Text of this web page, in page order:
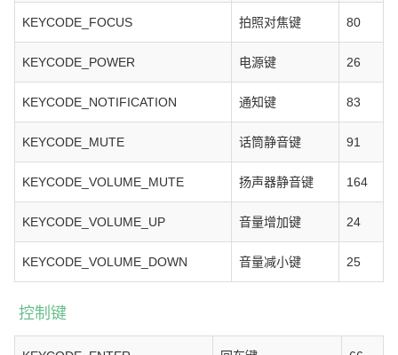
KEYCODE_FOCUS 拍照对焦键 80
KEYCODE_POWER 电源键 26
KEYCODE_NOTIFICATION 通知键 83
KEYCODE_MUTE 话筒静音键 91
KEYCODE_VOLUME_MUTE 扬声器静音键 164
KEYCODE_VOLUME_UP 音量增加键 24
KEYCODE_VOLUME_DOWN 音量减小键 25
控制键